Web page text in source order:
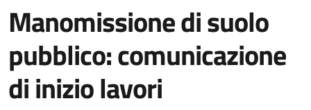
Manomissione di suolo
pubblico: comunicazione
di inizio lavori